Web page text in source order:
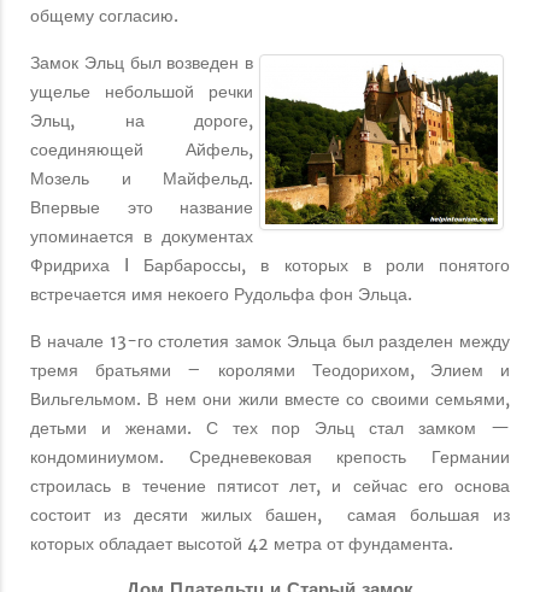
общему согласию.
Замок Эльц был возведен в
ущелье небольшой речки
Эльц, на дороге,
соединяющей Айфель,
Мозель и Майфельд.
Впервые это название
упоминается в документах
Фридриха I Барбароссы, в которых в роли понятого
встречается имя некоего Рудольфа фон Эльца.
В начале 13-го столетия замок Эльца был разделен между
тремя братьями – королями Теодорихом, Элием и
Вильгельмом. В нем они жили вместе со своими семьями,
детьми и женами. С тех пор Эльц стал замком —
кондоминиумом. Средневековая крепость Германии
строилась в течение пятисот лет, и сейчас его основа
состоит из десяти жилых башен, самая большая из
которых обладает высотой 42 метра от фундамента.